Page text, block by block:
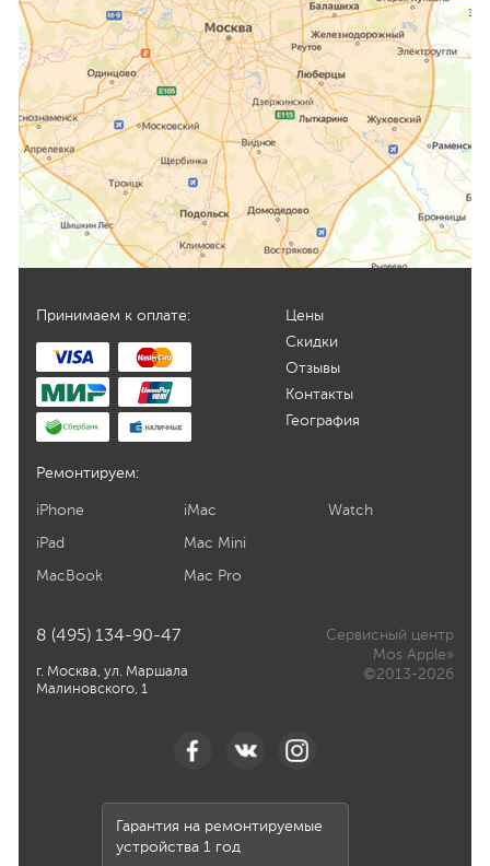
Принимаем к оплате:
Цены
Скидки
Отзывы
Контакты
География
Ремонтируем:
iPhone
iPad
MacBook
iMac
Mac Mini
Mac Pro
Watch
8 (495) 134-90-47
г. Москва, ул. Маршала
Малиновского, 1
Сервисный центр
Mos Apple»
©2013-2026
Гарантия на ремонтируемые
устройства 1 год